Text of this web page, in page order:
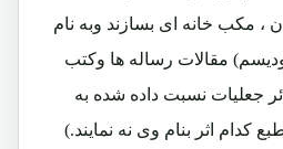
، مکب خانه ای بسازند وبه نام
مقالات رساله ها وکتب
جعلیات نسبت داده شده به
کدام اثر بنام وی نه نمایند.)